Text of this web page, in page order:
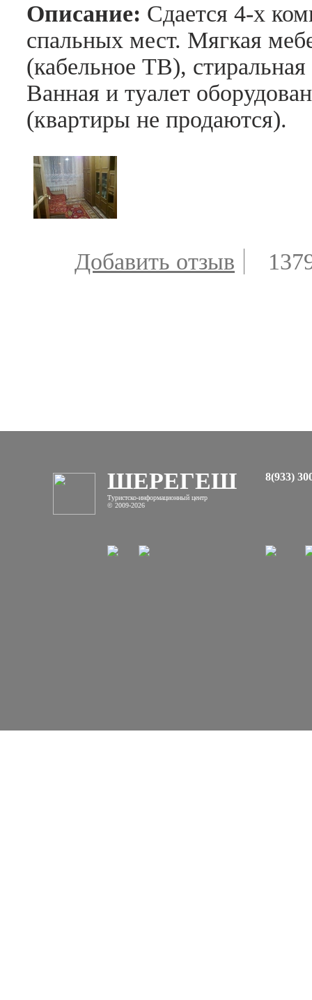
Описание: Сдается 4-х
спальных мест. Мягкая
(кабельное ТВ),
Ванная и туалет
(квартиры не продаются).
Добавить отзыв
ШЕРЕГЕШ
Туристско-информационный центр
© 2009-2026
8(933)